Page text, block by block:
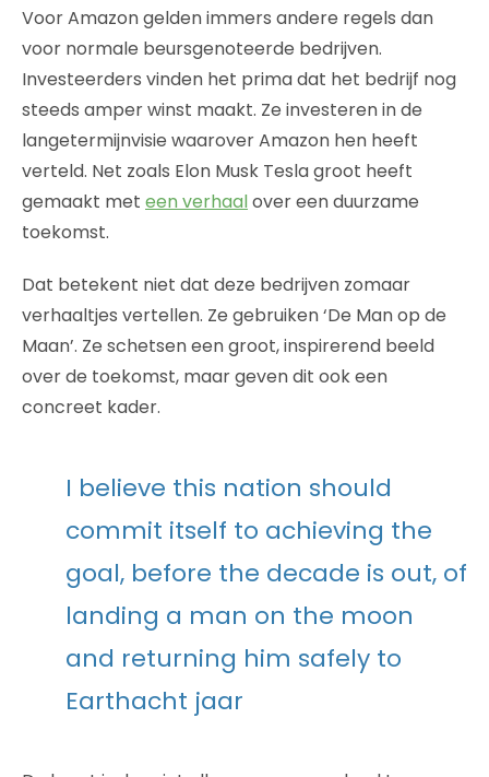
Voor Amazon gelden immers andere regels dan
voor normale beursgenoteerde bedrijven.
Investeerders vinden het prima dat het bedrijf nog
steeds amper winst maakt. Ze investeren in de
langetermijnvisie waarover Amazon hen heeft
verteld. Net zoals Elon Musk Tesla groot heeft
gemaakt met een verhaalover een duurzame
toekomst.
Dat betekent niet dat deze bedrijven zomaar
verhaaltjes vertellen. Ze gebruiken ‘De Man op de
Maan’. Ze schetsen een groot, inspirerend beeld
over de toekomst, maar geven dit ook een
concreet kader.
I believe this nation should
commit itself to achieving the
goal, before the decade is out, of
landing a man on the moon
and returning him safely to
Earthacht jaar